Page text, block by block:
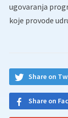
ugovaranja
koje provode
Share on
Share on